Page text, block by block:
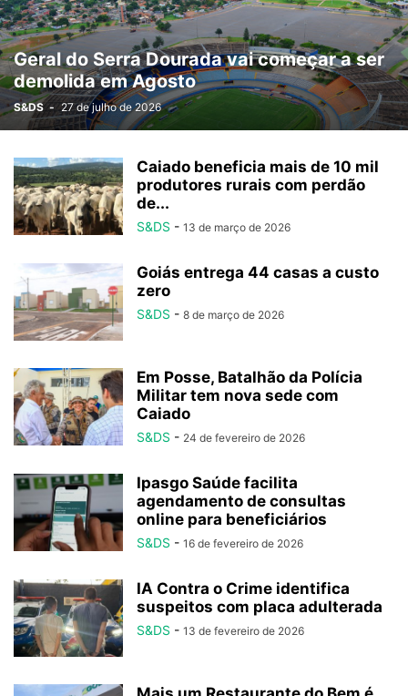
Geral do Serra Dourada vai começar a ser
demolida em Agosto
S&DS - 27 de julho de 2026
Caiado beneficia mais de 10 mil
produtores rurais com perdão
de...
S&DS - 13 de março de 2026
Goiás entrega 44 casas a custo
zero
S&DS - 8 de março de 2026
Em Posse, Batalhão da Polícia
Militar tem nova sede com
Caiado
S&DS - 24 de fevereiro de 2026
Ipasgo Saúde facilita
agendamento de consultas
online para beneficiários
S&DS - 16 de fevereiro de 2026
IA Contra o Crime identifica
suspeitos com placa adulterada
S&DS - 13 de fevereiro de 2026